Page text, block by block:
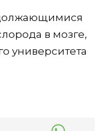
в мозге,
университета